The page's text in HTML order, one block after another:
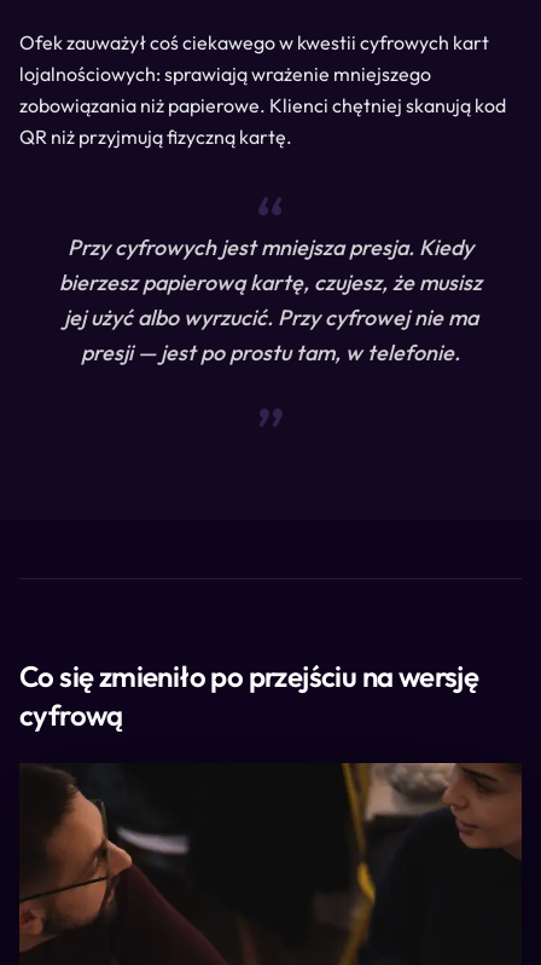
Ofek zauważył coś ciekawego w kwestii cyfrowych kart
lojalnościowych: sprawiają wrażenie mniejszego
zobowiązania niż papierowe. Klienci chętniej skanują kod
QR niż przyjmują fizyczną kartę.
“
Przy cyfrowych jest mniejsza presja. Kiedy
bierzesz papierową kartę, czujesz, że musisz
jej użyć albo wyrzucić. Przy cyfrowej nie ma
presji — jest po prostu tam, w telefonie.
“
Co się zmieniło po przejściu na wersję
cyfrową